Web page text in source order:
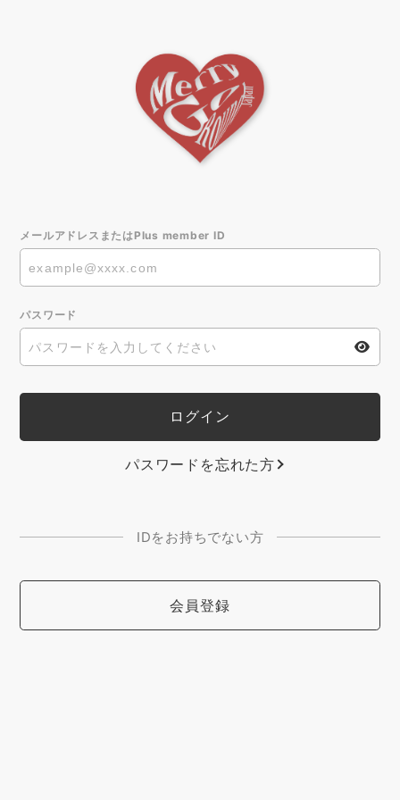
メールアドレスまたはPlus member ID
パスワード
パスワードを忘れた方
IDをお持ちでない方
会員登録